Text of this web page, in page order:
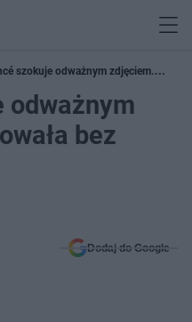
szokuje odważnym zdjęciem.
odważnym
bez
Dodaj do Google